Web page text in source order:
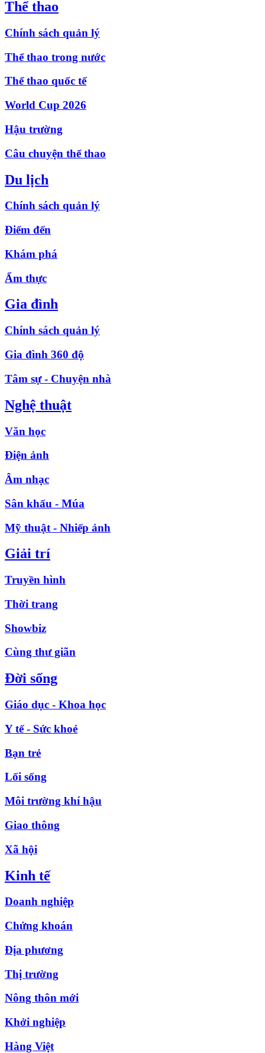
Thể thao
Chính sách quản lý
Thể thao trong nước
Thể thao quốc tế
World Cup 2026
Hậu trường
Câu chuyện thể thao
Du lịch
Chính sách quản lý
Điểm đến
Khám phá
Ẩm thực
Gia đình
Chính sách quản lý
Gia đình 360 độ
Tâm sự - Chuyện nhà
Nghệ thuật
Văn học
Điện ảnh
Âm nhạc
Sân khấu - Múa
Mỹ thuật - Nhiếp ảnh
Giải trí
Truyền hình
Thời trang
Showbiz
Cùng thư giãn
Đời sống
Giáo dục - Khoa học
Y tế - Sức khoẻ
Bạn trẻ
Lối sống
Môi trường khí hậu
Giao thông
Xã hội
Kinh tế
Doanh nghiệp
Chứng khoán
Địa phương
Thị trường
Nông thôn mới
Khởi nghiệp
Hàng Việt